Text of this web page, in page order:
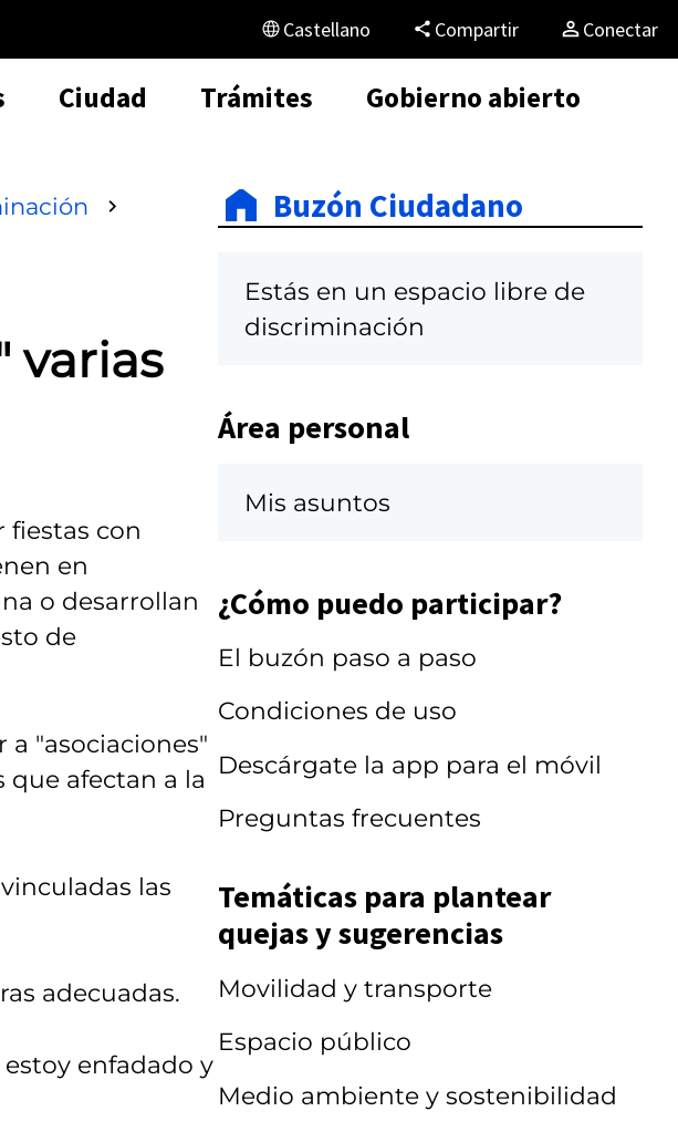
Castellano Compartir Conectar
Ciudad Trámites Gobierno abierto
varias
fiestas con
en
o desarrollan
de
"asociaciones"
que afectan a la
las
adecuadas.
enfadado y
Buzón Ciudadano
Estás en un espacio libre de
discriminación
Área personal
Mis asuntos
¿Cómo puedo participar?
El buzón paso a paso
Condiciones de uso
Descárgate la app para el móvil
Preguntas frecuentes
Temáticas para plantear
quejas y sugerencias
Movilidad y transporte
Espacio público
Medio ambiente y sostenibilidad